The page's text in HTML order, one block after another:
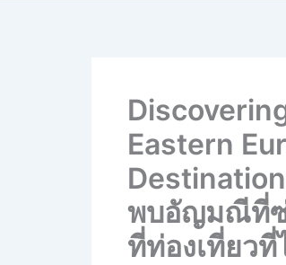
Eastern
พบอัญมณีที่ซ่
ที่ท่องเที่ยว